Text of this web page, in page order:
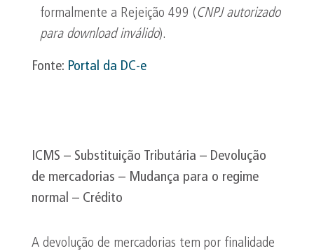
formalmente a Rejeição 499 (CNPJ autorizado
para download inválido).
Fonte: Portal da DC-e
ICMS – Substituição Tributária – Devolução
de mercadorias – Mudança para o regime
normal – Crédito
A devolução de mercadorias tem por finalidade